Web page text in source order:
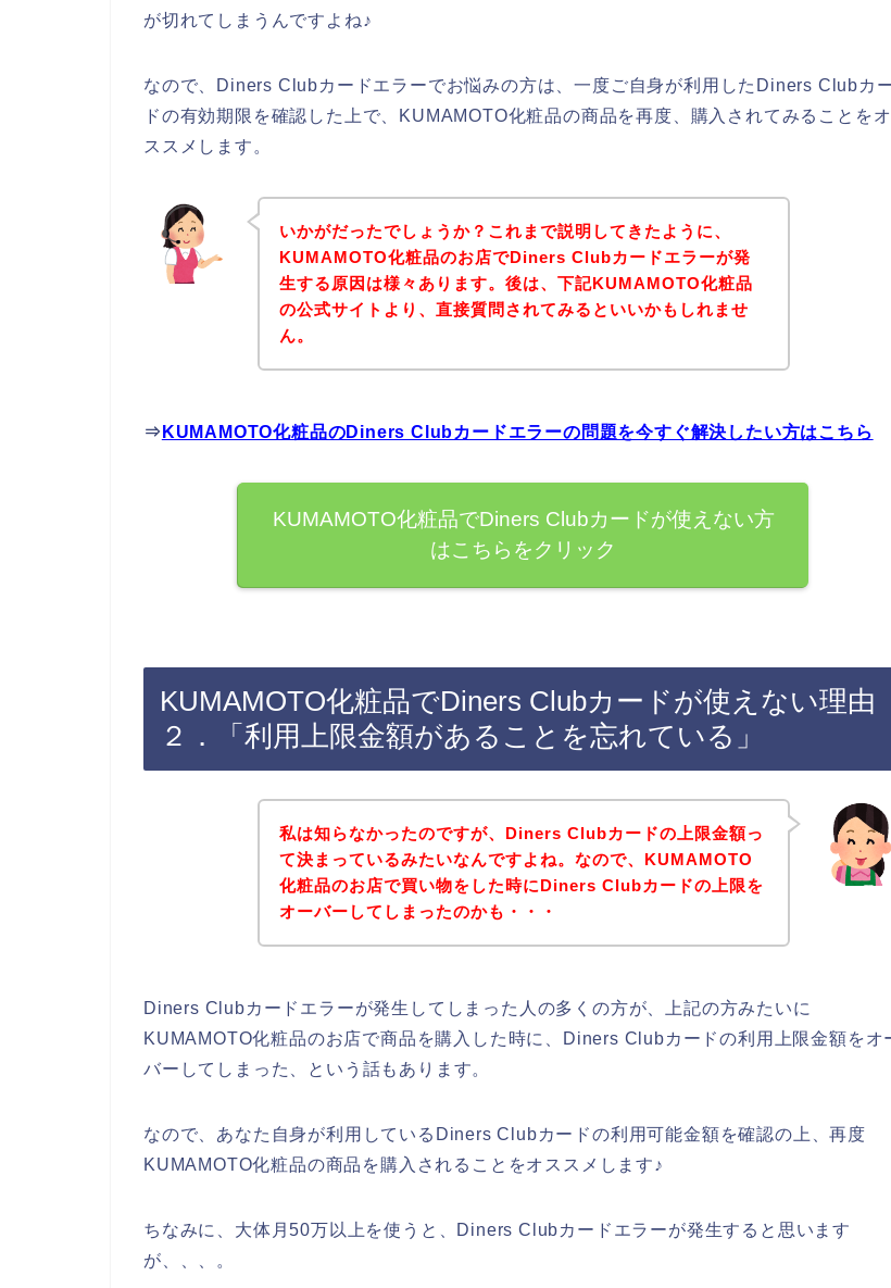
が切れてしまうんですよね♪
なので、Diners Clubカードエラーでお悩みの方は、一度ご自身が利用したDiners Clubカ
ドの有効期限を確認した上で、KUMAMOTO化粧品の商品を再度、購入されてみることをオ
ススメします。
いかがだったでしょうか？これまで説明してきたように、
KUMAMOTO化粧品のお店でDiners Clubカードエラーが発
生する原因は様々あります。後は、下記KUMAMOTO化粧品
の公式サイトより、直接質問されてみるといいかもしれませ
ん。
⇒ KUMAMOTO化粧品のDiners Clubカードエラーの問題を今すぐ解決したい方はこちら
KUMAMOTO化粧品でDiners Clubカードが使えない方
はこちらをクリック
KUMAMOTO化粧品でDiners Clubカードが使えない理由
２．「利用上限金額があることを忘れている」
私は知らなかったのですが、Diners Clubカードの上限金額っ
て決まっているみたいなんですよね。なので、KUMAMOTO
化粧品のお店で買い物をした時にDiners Clubカードの上限を
オーバーしてしまったのかも・・・
Diners Clubカードエラーが発生してしまった人の多くの方が、上記の方みたいに
KUMAMOTO化粧品のお店で商品を購入した時に、Diners Clubカードの利用上限金額をオ
バーしてしまった、という話もあります。
なので、あなた自身が利用しているDiners Clubカードの利用可能金額を確認の上、再度
KUMAMOTO化粧品の商品を購入されることをオススメします♪
ちなみに、大体月50万以上を使うと、Diners Clubカードエラーが発生すると思います
が、、、。